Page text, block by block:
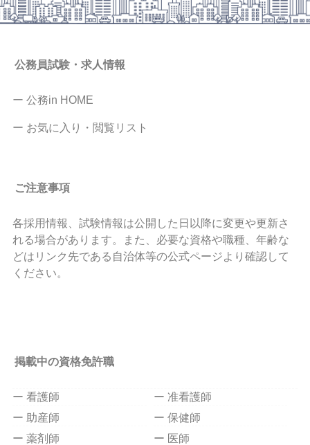
公務員試験・求人情報
ー 公務in HOME
ー お気に入り・閲覧リスト
ご注意事項
各採用情報、試験情報は公開した日以降に変更や更新さ
れる場合があります。また、必要な資格や職種、年齢な
どはリンク先である自治体等の公式ページより確認して
ください。
掲載中の資格免許職
ー 看護師
ー 准看護師
ー 助産師
ー 保健師
ー 薬剤師
ー 医師